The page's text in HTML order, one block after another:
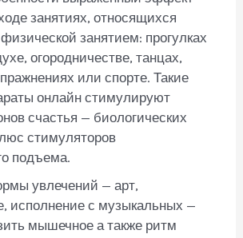
занятиях, относящихся
занятием: прогулках
огородничестве, танцах,
или спорте. Такие
онлайн стимулируют
счастья — биологических
стимуляторов
подъема.
увлечений — арт,
исполнение с музыкальных —
мышечное а также ритм